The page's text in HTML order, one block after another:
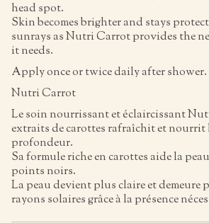
head spot.
Skin becomes brighter and stays
sunrays as Nutri Carrot provides the
it needs.
Apply once or twice daily after shower.
Nutri Carrot
Le soin nourrissant et éclaircissant
extraits de carottes rafraîchit et nourrit
profondeur.
Sa formule riche en carottes aide la
points noirs.
La peau devient plus claire et demeure
rayons solaires grâce à la présence